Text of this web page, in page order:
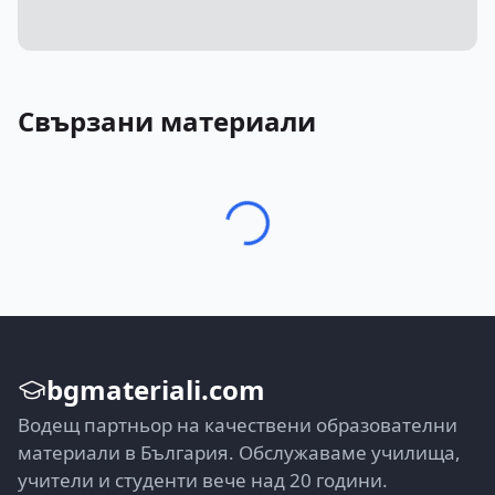
Свързани материали
bgmateriali.com
Водещ партньор на качествени образователни
материали в България. Обслужаваме училища,
учители и студенти вече над 20 години.